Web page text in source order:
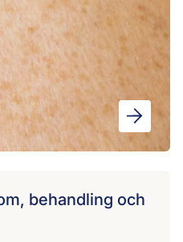
behandling och